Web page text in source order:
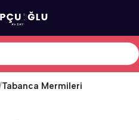
Tabanca Mermileri